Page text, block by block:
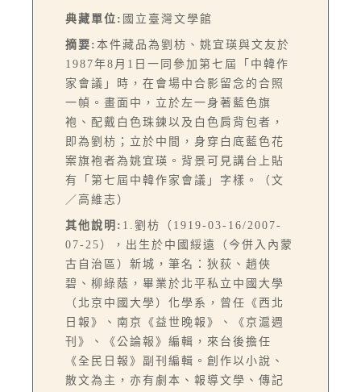
典藏單位: 國立臺灣文學館
摘要: 本件藏品為劉枋、姚宜瑛與文友於
1987年8月1日一同參加第七屆「中韓作
家會議」時，在會場中合影留念的合照
一幀。畫面中，立於左一身著藍色旗
袍、配戴白色珠鍊以及白色肩背包者，
即為劉枋；立於中間，身穿白底藍色花
案旗袍者為姚宜瑛。背景可見講台上貼
有「第七屆中韓作家會議」字樣。（文
／高維志）
其他說明: 1.劉枋（1919-03-16/2007-
07-25），出生於中國綏遠（今併入內蒙
古自治區）新城，筆名：狄荻、趙俠
碧、柳綠蔭，畢業於北平私立中國大學
（北京中國大學）化學系，曾任《西北
日報》、南京《益世晚報》、《京滬週
刊》、《公論報》編輯，來台後擔任
《全民日報》副刊編輯。創作以小說、
散文為主，亦有劇本、報導文學、傳記